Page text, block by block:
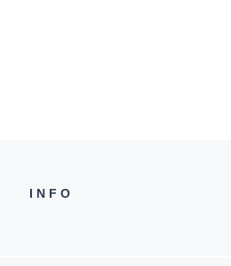
INFO